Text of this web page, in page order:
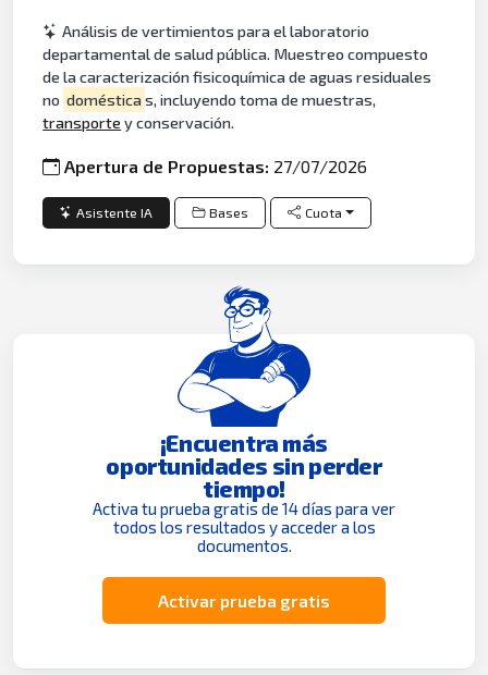
Análisis de vertimientos para el laboratorio
departamental de salud pública. Muestreo compuesto
de la caracterización fisicoquímica de aguas residuales
no domésticas, incluyendo toma de muestras,
transporte y conservación.
Apertura de Propuestas: 27/07/2026
Asistente IA Bases Cuota
¡Encuentra más
oportunidades sin perder
tiempo!
Activa tu prueba gratis de 14 días para ver
todos los resultados y acceder a los
documentos.
Activar prueba gratis